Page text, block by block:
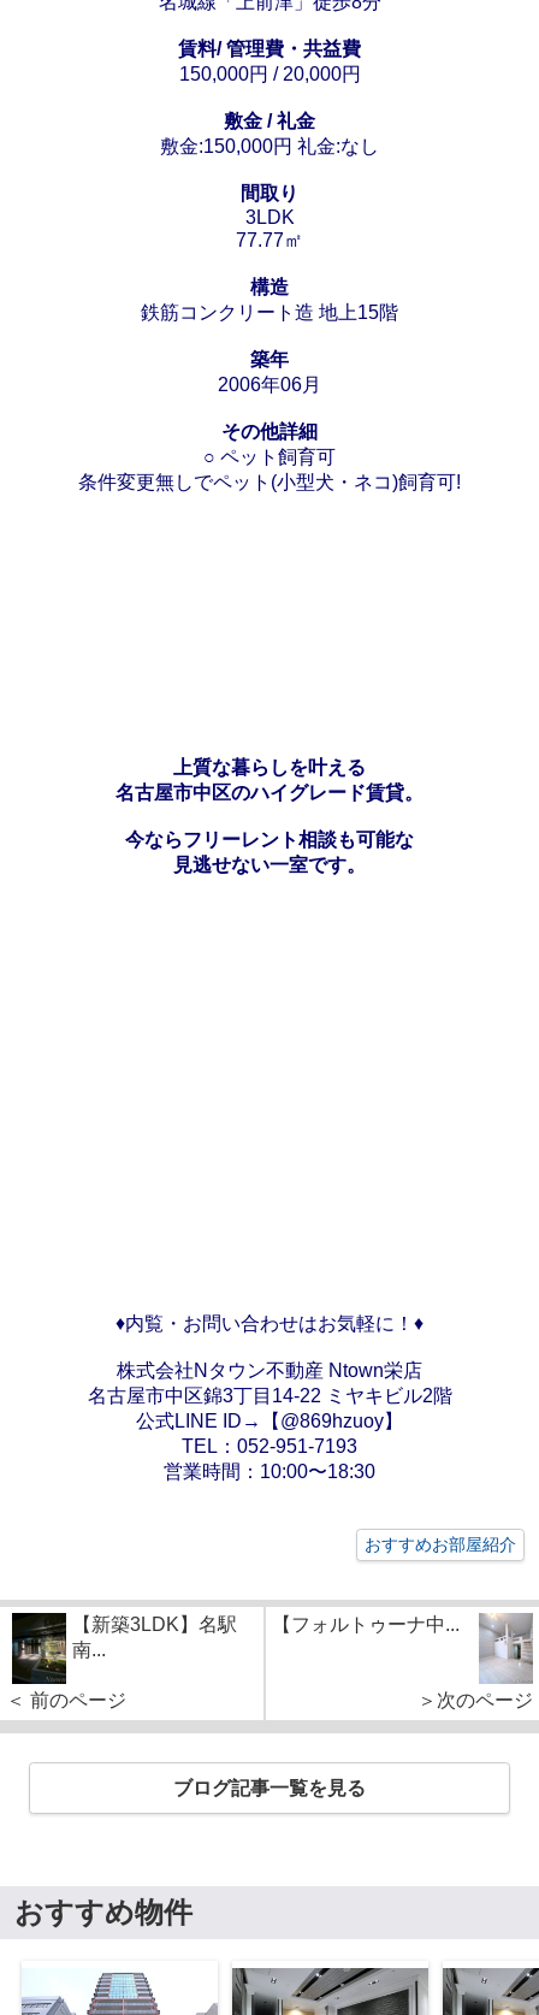
賃料/ 管理費・共益費
150,000円 / 20,000円
敷金 / 礼金
敷金:150,000円 礼金:なし
間取り
3LDK
77.77㎡
構造
鉄筋コンクリート造 地上15階
築年
2006年06月
その他詳細
○ ペット飼育可
条件変更無しでペット(小型犬・ネコ)飼育可!
上質な暮らしを叶える
名古屋市中区のハイグレード賃貸。
今ならフリーレント相談も可能な
見逃せない一室です。
♦内覧・お問い合わせはお気軽に！♦
株式会社Nタウン不動産 Ntown栄店
名古屋市中区錦3丁目14-22 ミヤキビル2階
公式LINE ID→【@869hzuoy】
TEL：052-951-7193
営業時間：10:00〜18:30
おすすめお部屋紹介
【新築3LDK】名駅
南...
＜ 前のページ
【フォルトゥーナ中...
＞次のページ
ブログ記事一覧を見る
おすすめ物件